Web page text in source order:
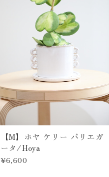
【M】ホヤ ケリー バリエガ
ータ/Hoya
¥6,600